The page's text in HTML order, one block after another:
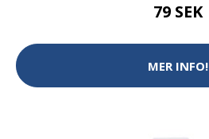
79 SEK
MER INFO!